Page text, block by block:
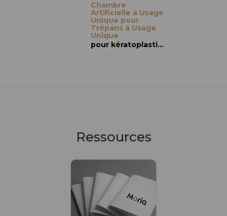
Chambre
Artificielle à Usage
Unique pour
Trépans à Usage
Unique
pour kératoplastie : KT & KLAP
Ressources